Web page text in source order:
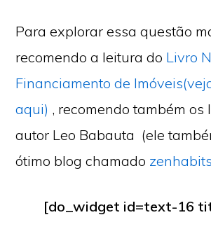
Para explorar essa questão
recomendo a leitura do Livro
Financiamento de
aqui) , recomendo também os
autor Leo Babauta (ele
ótimo blog chamado
[do_widget id=text-16